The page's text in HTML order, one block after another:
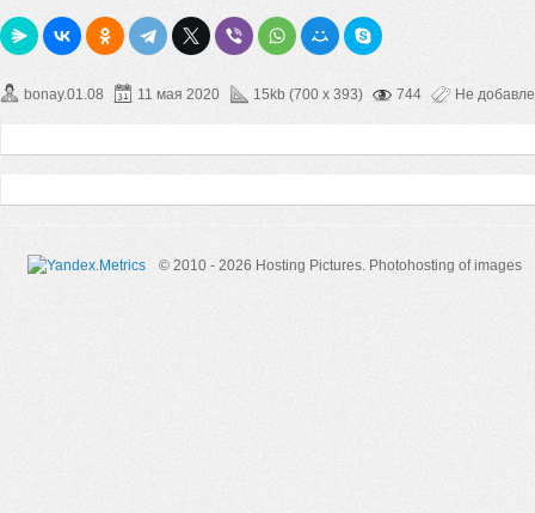
bonay.01.08 11 мая 2020 15kb (700 x 393) 744 Не
© 2010 - 2026 Hosting Pictures. Photohosting of images